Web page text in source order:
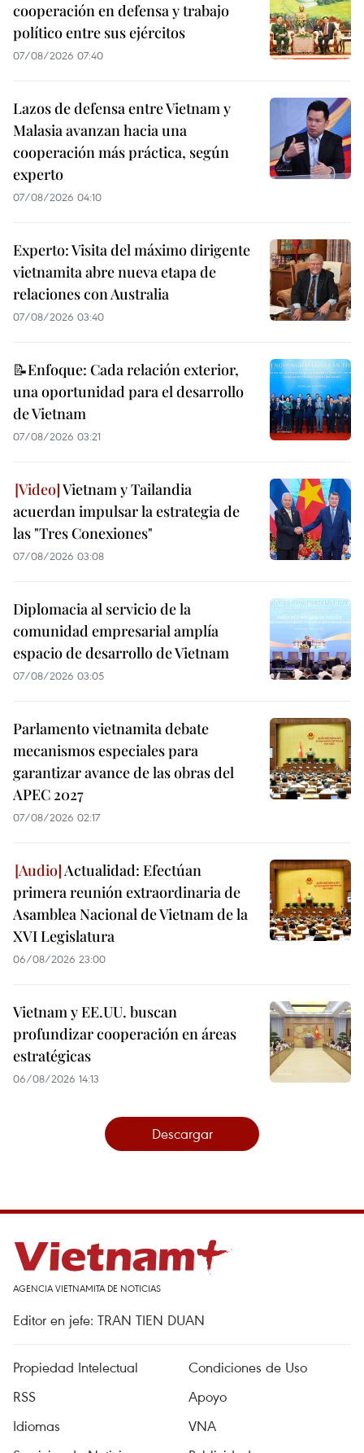
cooperación en defensa y trabajo
político entre sus ejércitos
07/08/2026 07:40
Lazos de defensa entre Vietnam y
Malasia avanzan hacia una
cooperación más práctica, según
experto
07/08/2026 04:10
Experto: Visita del máximo dirigente
vietnamita abre nueva etapa de
relaciones con Australia
07/08/2026 03:40
📝Enfoque: Cada relación exterior,
una oportunidad para el desarrollo
de Vietnam
07/08/2026 03:21
Vietnam y Tailandia
acuerdan impulsar la estrategia de
las "Tres Conexiones"
07/08/2026 03:08
Diplomacia al servicio de la
comunidad empresarial amplía
espacio de desarrollo de Vietnam
07/08/2026 03:05
Parlamento vietnamita debate
mecanismos especiales para
garantizar avance de las obras del
APEC 2027
07/08/2026 02:17
Actualidad: Efectúan
primera reunión extraordinaria de
Asamblea Nacional de Vietnam de la
XVI Legislatura
06/08/2026 23:00
Vietnam y EE.UU. buscan
profundizar cooperación en áreas
estratégicas
06/08/2026 14:13
Descargar
AGENCIA VIETNAMITA DE NOTICIAS
Editor en jefe: TRAN TIEN DUAN
Propiedad Intelectual
Condiciones de Uso
RSS
Apoyo
Idiomas
VNA